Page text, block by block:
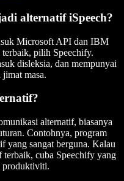
alternatif iSpeech?
Microsoft API dan IBM
terbaik, pilih Speechify.
disleksia, dan mempunyai
masa.
alternatif, biasanya
Contohnya, program
yang sangat berguna. Kalau
cuba Speechify yang
produktiviti.